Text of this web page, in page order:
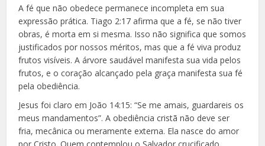
A fé que não obedece permanece incompleta em sua
expressão prática. Tiago 2:17 afirma que a fé, se não tiver
obras, é morta em si mesma. Isso não significa que somos
justificados por nossos méritos, mas que a fé viva produz
frutos visíveis. A árvore saudável manifesta sua vida pelos
frutos, e o coração alcançado pela graça manifesta sua fé
pela obediência.
Jesus foi claro em João 14:15: “Se me amais, guardareis os
meus mandamentos”. A obediência cristã não deve ser
fria, mecânica ou meramente externa. Ela nasce do amor